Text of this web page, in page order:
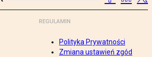
REGULAMIN
Polityka Prywatności
Zmiana ustawień zgód